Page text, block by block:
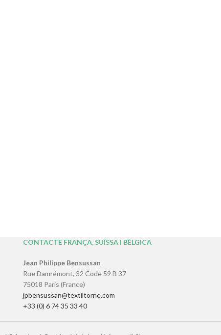
CONTACTE FRANÇA, SUÏSSA I BÈLGICA
Jean Philippe Bensussan
Rue Damrémont, 32 Code 59 B 37
75018 Paris (France)
jpbensussan@textiltorne.com
+33 (0) 6 74 35 33 40